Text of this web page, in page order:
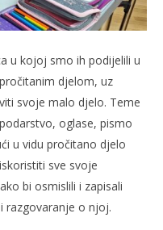
u kojoj smo ih podijelili u
djelom, uz
svoje malo djelo. Teme
oglase, pismo
u vidu pročitano djelo
sve svoje
bi osmislili i zapisali
razgovaranje o njoj.